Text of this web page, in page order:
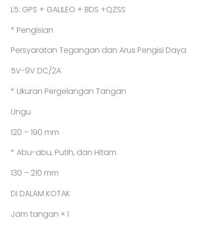
L5: GPS + GALILEO + BDS +QZSS
* Pengisian
Persyaratan Tegangan dan Arus Pengisi Daya
5V-9V DC/2A
* Ukuran Pergelangan Tangan
Ungu
120 – 190 mm
* Abu-abu, Putih, dan Hitam
130 – 210 mm
DI DALAM KOTAK
Jam tangan × 1